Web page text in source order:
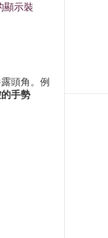
顯示裝
頭角。例
手勢